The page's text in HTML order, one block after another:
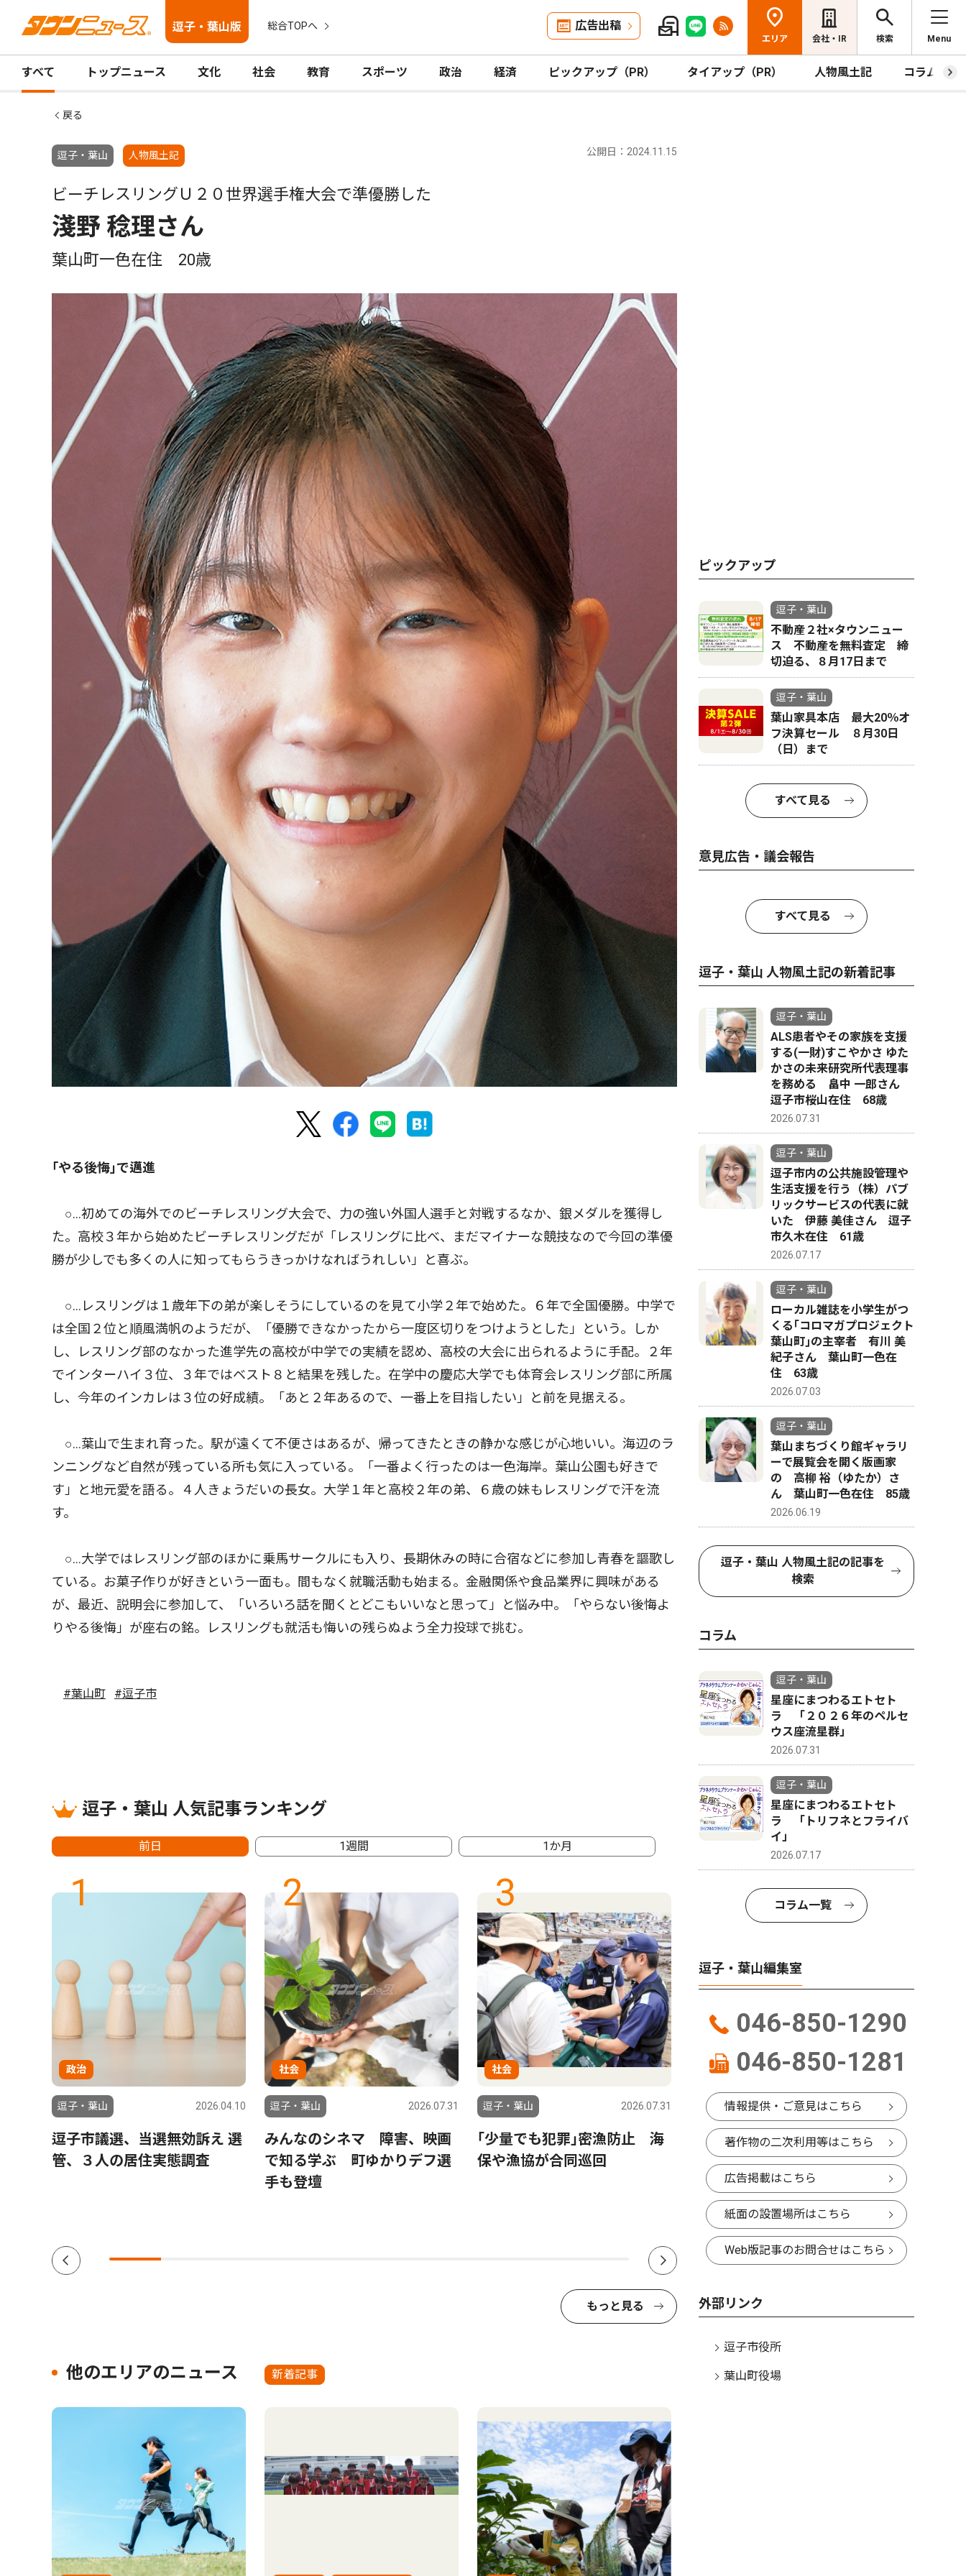
逗子・葉山版 総合TOPへ 広告出稿
エリア 会社・IR 検索 Menu
すべて トップニュース 文化 社会 教育 スポーツ 政治 経済 ピックアップ（PR） タイアップ（PR） 人物風土記 コラム
戻る
逗子・葉山 人物風土記 公開日：2024.11.15
ビーチレスリングＵ２０世界選手権大会で準優勝した
淺野 稔理さん
葉山町一色在住 20歳
｢やる後悔｣で邁進
○…初めての海外でのビーチレスリング大会で、力の強い外国人選手と対戦するなか、銀メダルを獲得し
た。高校３年から始めたビーチレスリングだが「レスリングに比べ、まだマイナーな競技なので今回の準優
勝が少しでも多くの人に知ってもらうきっかけなればうれしい」と喜ぶ。
○…レスリングは１歳年下の弟が楽しそうにしているのを見て小学２年で始めた。６年で全国優勝。中学で
は全国２位と順風満帆のようだが、「優勝できなかったから一度区切りをつけようとした」という。しか
し、レスリング部のなかった進学先の高校が中学での実績を認め、高校の大会に出られるように手配。２年
でインターハイ３位、３年ではベスト８と結果を残した。在学中の慶応大学でも体育会レスリング部に所属
し、今年のインカレは３位の好成績。「あと２年あるので、一番上を目指したい」と前を見据える。
○…葉山で生まれ育った。駅が遠くて不便さはあるが、帰ってきたときの静かな感じが心地いい。海辺のラ
ンニングなど自然が残っている所も気に入っている。「一番よく行ったのは一色海岸。葉山公園も好きで
す」と地元愛を語る。４人きょうだいの長女。大学１年と高校２年の弟、６歳の妹もレスリングで汗を流
す。
○…大学ではレスリング部のほかに乗馬サークルにも入り、長期休みの時に合宿などに参加し青春を謳歌し
ている。お菓子作りが好きという一面も。間もなく就職活動も始まる。金融関係や食品業界に興味がある
が、最近、説明会に参加して、「いろいろ話を聞くとどこもいいなと思って」と悩み中。「やらない後悔よ
りやる後悔」が座右の銘。レスリングも就活も悔いの残らぬよう全力投球で挑む。
#葉山町 #逗子市
逗子・葉山 人気記事ランキング
前日 1週間 1か月
1
政治
逗子・葉山 2026.04.10
逗子市議選、当選無効訴え 選
管、３人の居住実態調査
2
社会
逗子・葉山 2026.07.31
みんなのシネマ 障害、映画
で知る学ぶ 町ゆかりデフ選
手も登壇
3
社会
逗子・葉山 2026.07.31
｢少量でも犯罪｣密漁防止 海
保や漁協が合同巡回
コラム
逗子・葉山 2026.07.31
星座にまつわるエトセトラ
「２０２６年のペルセウス座
流星群」
ALS患者
の未来研
る 畠中
山在住
もっと見る
他のエリアのニュース 新着記事
ピックアップ
逗子・葉山
不動産２社×タウンニュー
ス 不動産を無料査定 締
切迫る、８月17日まで
逗子・葉山
葉山家具本店 最大20％オ
フ決算セール ８月30日
（日）まで
すべて見る
意見広告・議会報告
すべて見る
逗子・葉山 人物風土記の新着記事
逗子・葉山
ALS患者やその家族を支援
する(一財)すこやかさ ゆた
かさの未来研究所代表理事
を務める 畠中 一郎さん
逗子市桜山在住 68歳
2026.07.31
逗子・葉山
逗子市内の公共施設管理や
生活支援を行う（株）パブ
リックサービスの代表に就
いた 伊藤 美佳さん 逗子
市久木在住 61歳
2026.07.17
逗子・葉山
ローカル雑誌を小学生がつ
くる｢コロマガプロジェクト
葉山町｣の主宰者 有川 美
紀子さん 葉山町一色在
住 63歳
2026.07.03
逗子・葉山
葉山まちづくり館ギャラリ
ーで展覧会を開く版画家
の 高柳 裕（ゆたか）さ
ん 葉山町一色在住 85歳
2026.06.19
逗子・葉山 人物風土記の記事を
検索
コラム
逗子・葉山
星座にまつわるエトセト
ラ 「２０２６年のペルセ
ウス座流星群」
2026.07.31
逗子・葉山
星座にまつわるエトセト
ラ 「トリフネとフライバ
イ」
2026.07.17
コラム一覧
逗子・葉山編集室
046-850-1290
046-850-1281
情報提供・ご意見はこちら
著作物の二次利用等はこちら
広告掲載はこちら
紙面の設置場所はこちら
Web版記事のお問合せはこちら
外部リンク
逗子市役所
葉山町役場